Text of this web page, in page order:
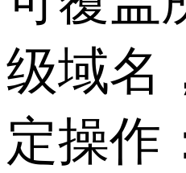
级域名
定操作